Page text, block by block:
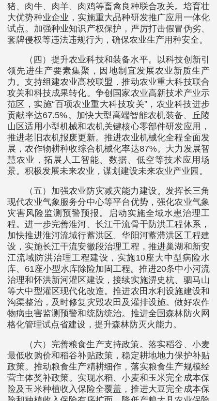
猪、肉牛、肉羊、肉鸡等畜禽良种联合攻关。培育壮
大优势种业企业，实施重大品种研发推广应用一体化
试点。加强种业知识产权保护，严厉打击假冒伪劣、
套牌侵权等违法违规行为，确保农业生产用种安全。
（四）提升农业科技和装备水平。以科技创新引
领先进生产要素集聚，因地制宜发展农业新质生产
力。支持组建农业高校联盟，推动农业重大科技联合
攻关和科技成果转化。争创国家农业高新技术产业示
范区，实施“百项农业重大科技攻关”，农业科技进步
贡献率达67.5%。加快大型高端智能农机装备、丘陵
山区适用小型机械和农机关键核心零部件研发应用，
推进老旧农机报废更新。推进农业机械化全程全面发
展，农作物耕种收综合机械化率达87%。大力发展智
慧农业，拓展人工智能、数据、低空等技术应用场
景。积极发展未来农业，谋划建设未来农业产业园。
（五）加强农业防灾减灾能力建设。发挥长三角
现代农业气象服务分中心等平台优势，强化农业气象
灾害风险监测预警预报。启动实施全域水患治理工
程。进一步完善淮河、长江干流骨干防洪工程体系，
加快推进淮河流域行蓄洪区、华阳河蓄滞洪区工程建
设，实施长江干流安徽段治理工程，推进巢湖和新安
江流域防洪治理工程建设，实施10座大中型病险水
库、61座小型水库除险加固工程。推进20条中小河流
治理和怀洪新河灌区建设，接续实施淠史杭、驷马山
等大中型灌区现代化改造。推进农田水利设施建设和
沟渠整治，及时修复灾毁农田及灌排设施。做好农作
物病虫害监测预警和统防统治。推进全国森林防火网
格化管理试点省建设，提升森林防灭火能力。
（六）完善粮食生产支持政策。落实稻谷、小麦
最低收购价和稻谷补贴政策，稳定耕地地力保护补贴
政策。推动粮食生产精耕细作，落实粮食生产规模经
营主体奖补政策。实现水稻、小麦和玉米完全成本保
险及玉米种植收入保险全覆盖，推进大豆完全成本保